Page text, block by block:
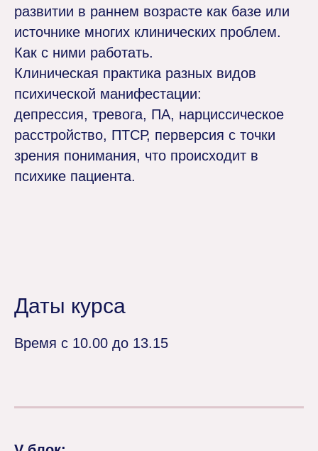
развитии в раннем возрасте как базе или
источнике многих клинических проблем.
Как с ними работать.
Клиническая практика разных видов
психической манифестации:
депрессия, тревога, ПА, нарциссическое
расстройство, ПТСР, перверсия с точки
зрения понимания, что происходит в
психике пациента.
Даты курса
Время с 10.00 до 13.15